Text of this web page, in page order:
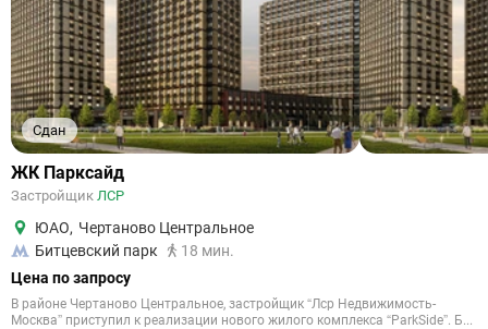
Сдан
ЖК Парксайд
Застройщик ЛСР
ЮАО, Чертаново Центральное
Битцевский парк
18 мин.
Цена по запросу
В районе Чертаново Центральное, застройщик “Лср Недвижимость-
Москва” приступил к реализации нового жилого комплекса “ParkSide”. Б...